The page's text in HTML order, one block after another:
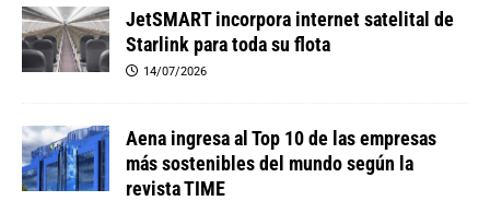
JetSMART incorpora internet satelital de
Starlink para toda su flota
14/07/2026
Aena ingresa al Top 10 de las empresas
más sostenibles del mundo según la
revista TIME